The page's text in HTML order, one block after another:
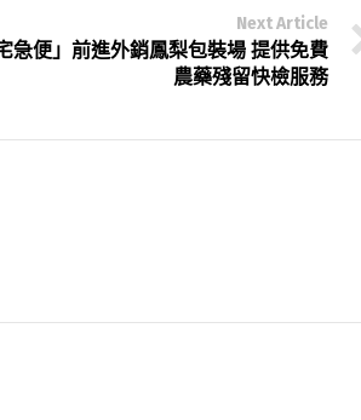
Next Article
急便」前進外銷鳳梨包裝場 提供免費
農藥殘留快檢服務